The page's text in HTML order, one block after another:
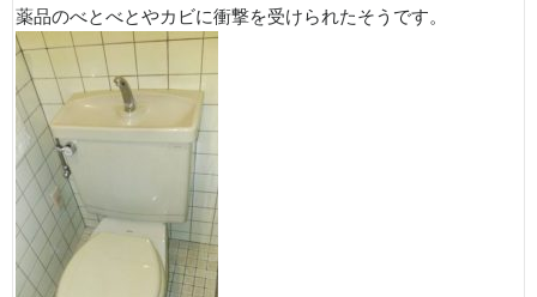
薬品のべとべとやカビに衝撃を受けられたそうです。